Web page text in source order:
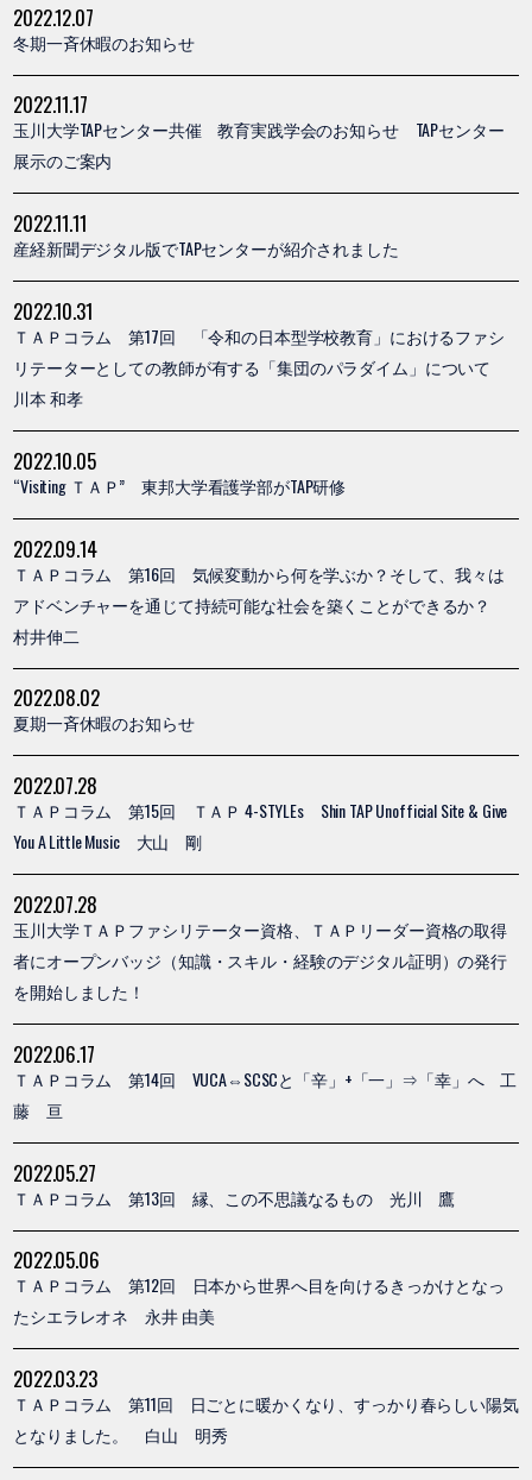
2022.12.07
冬期一斉休暇のお知らせ
2022.11.17
玉川大学TAPセンター共催 教育実践学会のお知らせ TAPセンター
展示のご案内
2022.11.11
産経新聞デジタル版でTAPセンターが紹介されました
2022.10.31
ＴＡＰコラム 第17回 「令和の日本型学校教育」におけるファシ
リテーターとしての教師が有する「集団のパラダイム」について
川本 和孝
2022.10.05
“Visiting ＴＡＰ” 東邦大学看護学部がTAP研修
2022.09.14
ＴＡＰコラム 第16回 気候変動から何を学ぶか？そして、我々は
アドベンチャーを通じて持続可能な社会を築くことができるか？
村井伸二
2022.08.02
夏期一斉休暇のお知らせ
2022.07.28
ＴＡＰコラム 第15回 ＴＡＰ 4-STYLEs Shin TAP Unofficial Site & Give
You A Little Music 大山 剛
2022.07.28
玉川大学ＴＡＰファシリテーター資格、ＴＡＰリーダー資格の取得
者にオープンバッジ（知識・スキル・経験のデジタル証明）の発行
を開始しました！
2022.06.17
ＴＡＰコラム 第14回 VUCA⇔SCSCと「辛」+「一」⇒「幸」へ 工
藤 亘
2022.05.27
ＴＡＰコラム 第13回 縁、この不思議なるもの 光川 鷹
2022.05.06
ＴＡＰコラム 第12回 日本から世界へ目を向けるきっかけとなっ
たシエラレオネ 永井 由美
2022.03.23
ＴＡＰコラム 第11回 日ごとに暖かくなり、すっかり春らしい陽気
となりました。 白山 明秀